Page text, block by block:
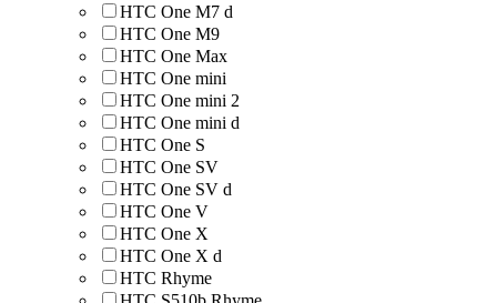
HTC One M7 d
HTC One M9
HTC One Max
HTC One mini
HTC One mini 2
HTC One mini d
HTC One S
HTC One SV
HTC One SV d
HTC One V
HTC One X
HTC One X d
HTC Rhyme